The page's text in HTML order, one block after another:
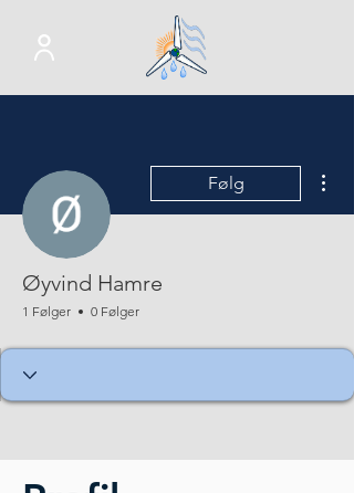
Følg
Øyvind Hamre
1 Følger 0 Følger